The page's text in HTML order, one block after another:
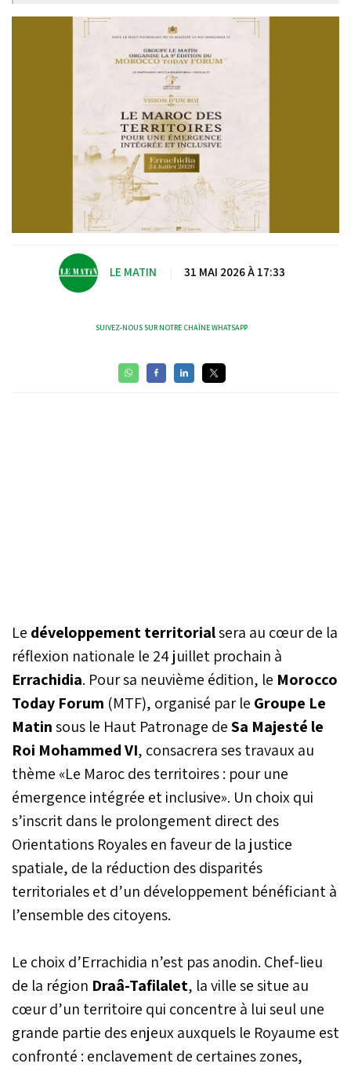
LE MATIN 31 MAI 2026 À 17:33
SUIVEZ-NOUS SUR NOTRE CHAÎNE WHATSAPP
Le développement territorialsera au cœur de la
réflexion nationale le 24 juillet prochain à
Errachidia. Pour sa neuvième édition, le Morocco
Today Forum (MTF), organisé par le Groupe Le
Matinsous le Haut Patronage deSa Majesté le
Roi Mohammed VI, consacrera ses travaux au
thème «Le Maroc des territoires : pour une
émergence intégrée et inclusive». Un choix qui
s’inscrit dans le prolongement direct des
Orientations Royales en faveur de la justice
spatiale, de la réduction des disparités
territoriales et d’un développement bénéficiant à
l’ensemble des citoyens.
Le choix d’Errachidia n’est pas anodin. Chef-lieu
de la région Draâ-Tafilalet, la ville se situe au
cœur d’un territoire qui concentre à lui seul une
grande partie des enjeux auxquels le Royaume est
confronté : enclavement de certaines zones,